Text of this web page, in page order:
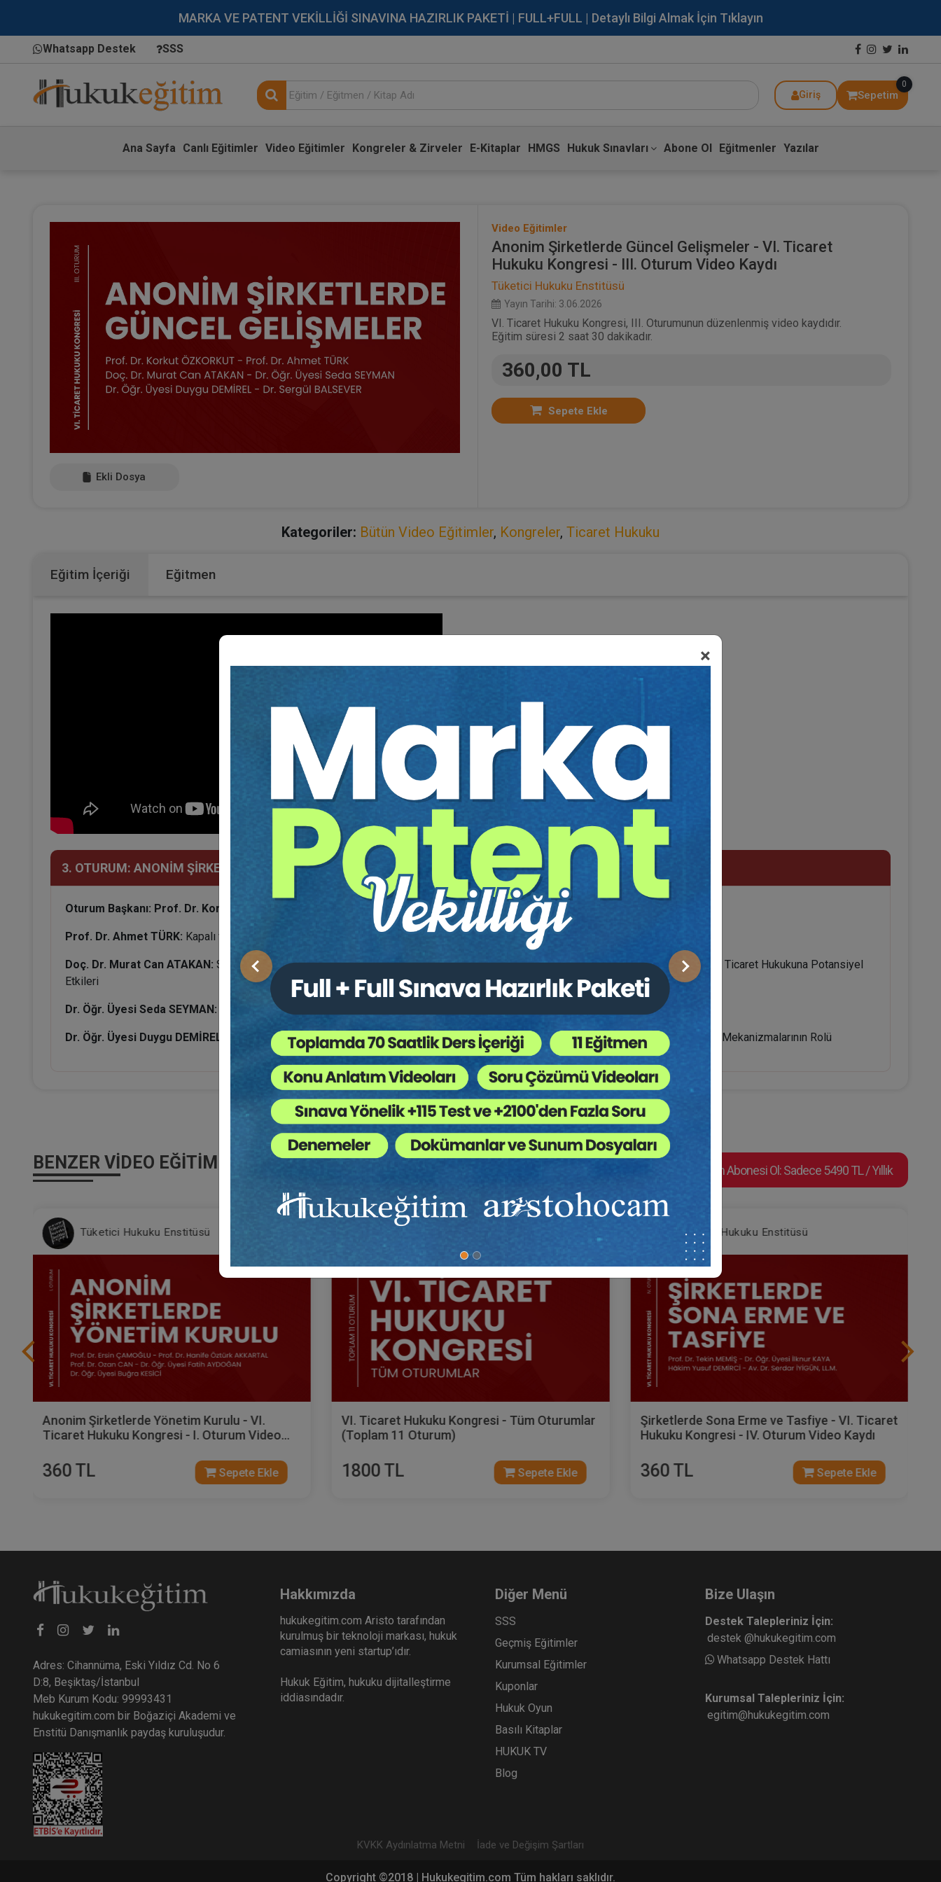
MARKA VE PATENT VEKİLLİĞİ SINAVINA HAZIRLIK PAKETİ | FULL+FULL | Detaylı Bilgi Almak İçin Tıklayın
Whatsapp Destek SSS
Giriş Sepetim
0
Ana Sayfa Canlı Eğitimler Video Eğitimler Kongreler & Zirveler E-Kitaplar HMGS Hukuk Sınavları Abone Ol Eğitmenler Yazılar
×
Önceki Sonraki
Ekli Dosya
Video Eğitimler
Anonim Şirketlerde Güncel Gelişmeler - VI. Ticaret
Hukuku Kongresi - III. Oturum Video Kaydı
Tüketici Hukuku Enstitüsü
Yayın Tarihi: 3.06.2026
VI. Ticaret Hukuku Kongresi, III. Oturumunun düzenlenmiş video kaydıdır.
Eğitim süresi 2 saat 30 dakikadır.
360,00 TL
Sepete Ekle
Kategoriler: Bütün Video Eğitimler, Kongreler, Ticaret Hukuku
Eğitim İçeriği Eğitmen
3. OTURUM: ANONİM ŞİRKETLERDE GÜNCEL GELİŞMELER
Oturum Başkanı: Prof. Dr. Korkut ÖZKORKUT
Prof. Dr. Ahmet TÜRK: Kapalı ve Özellikle Az Ortaklı Anonim Ortaklıkların İşlemesini Kolaylaştıracak Ek Yasal Düzenleme İhtiyacı
Doç. Dr. Murat Can ATAKAN: Sermaye Şirketleri Açısından Yeni Bir Reform: Almanya'nın "Gelecek Finansmanı Yasası" (ZuFinG) ve Türk Ticaret Hukukuna Potansiyel
Etkileri
Dr. Öğr. Üyesi Seda SEYMAN: Anonim ve Limited Şirket Sözleşmelerinin Hukuki Rejimi: Karşılaştırmalı Bir Analiz
Dr. Öğr. Üyesi Duygu DEMİREL: Anonim Şirketlerde Denetim Boşluğu Sorunu: Bağımsız Denetim Dışında Kalan Şirketlerde İç Denetim Mekanizmalarının Rolü
BENZER VIDEO EĞITIMLER Video Eğitim Abonesi Ol: Sadece 5490 TL / Yıllık
Tüketici Hukuku Enstitüsü
VI. Ticaret Hukuku Kongresi - Tüm Oturumlar
(Toplam 11 Oturum)
1800 TL Sepete Ekle
Şirketlerde Sona Erme ve Tasfiye - VI. Ticaret
Hukuku Kongresi - IV. Oturum Video Kaydı
360 TL Sepete Ekle
Tüketici Hukuku Enstitüsü
Anonim Şirketlerde Pay Sahipliği - VI. Ticaret
Hukuku Kongresi - II. Oturum Video Kaydı
360 TL Sepete Ekle
Adres: Cihannüma, Eski Yıldız Cd. No 6
D:8, Beşiktaş/İstanbul
Meb Kurum Kodu: 99993431
hukukegitim.com bir Boğaziçi Akademi ve
Enstitü Danışmanlık paydaş kuruluşudur.
Hakkımızda
hukukegitim.com Aristo tarafından
kurulmuş bir teknoloji markası, hukuk
camiasının yeni startup’ıdır.
Hukuk Eğitim, hukuku dijitalleştirme
iddiasındadır.
Diğer Menü
SSS
Geçmiş Eğitimler
Kurumsal Eğitimler
Kuponlar
Hukuk Oyun
Basılı Kitaplar
HUKUK TV
Blog
Bize Ulaşın
Destek Talepleriniz İçin:
destek @hukukegitim.com
Whatsapp Destek Hattı
Kurumsal Talepleriniz İçin:
egitim@hukukegitim.com
KVKK Aydınlatma Metni İade ve Değişim Şartları
Copyright ©2018 | Hukukegitim.com Tüm hakları saklıdır.